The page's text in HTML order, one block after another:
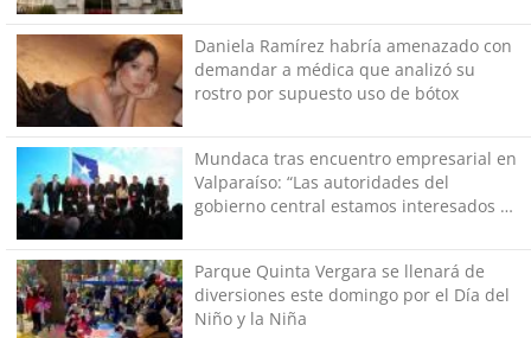
Daniela Ramírez habría amenazado con
demandar a médica que analizó su
rostro por supuesto uso de bótox
Mundaca tras encuentro empresarial en
Valparaíso: “Las autoridades del
gobierno central estamos interesados en
Parque Quinta Vergara se llenará de
diversiones este domingo por el Día del
Niño y la Niña